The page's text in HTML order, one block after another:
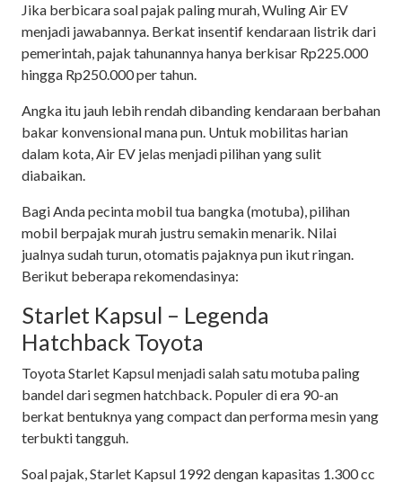
Jika berbicara soal pajak paling murah, Wuling Air EV
menjadi jawabannya. Berkat insentif kendaraan listrik dari
pemerintah, pajak tahunannya hanya berkisar Rp225.000
hingga Rp250.000 per tahun.
Angka itu jauh lebih rendah dibanding kendaraan berbahan
bakar konvensional mana pun. Untuk mobilitas harian
dalam kota, Air EV jelas menjadi pilihan yang sulit
diabaikan.
Bagi Anda pecinta mobil tua bangka (motuba), pilihan
mobil berpajak murah justru semakin menarik. Nilai
jualnya sudah turun, otomatis pajaknya pun ikut ringan.
Berikut beberapa rekomendasinya:
Starlet Kapsul – Legenda
Hatchback Toyota
Toyota Starlet Kapsul menjadi salah satu motuba paling
bandel dari segmen hatchback. Populer di era 90-an
berkat bentuknya yang compact dan performa mesin yang
terbukti tangguh.
Soal pajak, Starlet Kapsul 1992 dengan kapasitas 1.300 cc